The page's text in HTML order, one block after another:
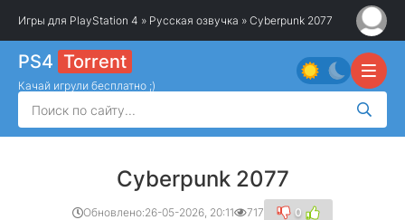
Игры для PlayStation 4 » Русская озвучка » Cyberpunk 2077
PS4 Torrent
Качай игрули бесплатно ;)
Cyberpunk 2077
Обновлено:26-05-2026, 20:11 717 0